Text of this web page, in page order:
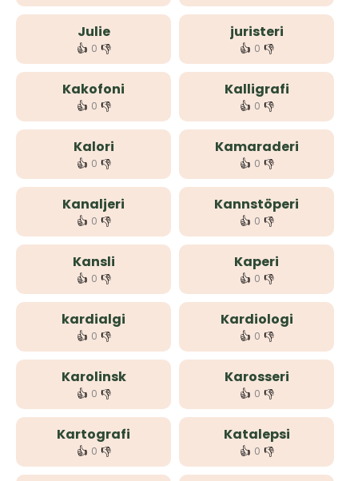
Julie
👍 0 👎
juristeri
👍 0 👎
Kakofoni
👍 0 👎
Kalligrafi
👍 0 👎
Kalori
👍 0 👎
Kamaraderi
👍 0 👎
Kanaljeri
👍 0 👎
Kannstöperi
👍 0 👎
Kansli
👍 0 👎
Kaperi
👍 0 👎
kardialgi
👍 0 👎
Kardiologi
👍 0 👎
Karolinsk
👍 0 👎
Karosseri
👍 0 👎
Kartografi
👍 0 👎
Katalepsi
👍 0 👎